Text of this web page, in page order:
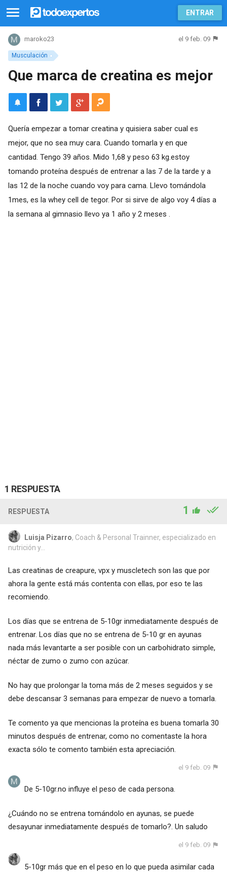
ENTRAR
Musculación
maroko23 el 9 feb. 09
Que marca de creatina es mejor
Quería empezar a tomar creatina y quisiera saber cual es
mejor, que no sea muy cara. Cuando tomarla y en que
cantidad. Tengo 39 años. Mido 1,68 y peso 63 kg.estoy
tomando proteína después de entrenar a las 7 de la tarde y a
las 12 de la noche cuando voy para cama. Llevo tomándola
1mes, es la whey cell de tegor. Por si sirve de algo voy 4 días a
la semana al gimnasio llevo ya 1 año y 2 meses .
1 RESPUESTA
RESPUESTA 1
Luisja Pizarro, Coach & Personal Trainner, especializado en
nutrición y...
Las creatinas de creapure, vpx y muscletech son las que por
ahora la gente está más contenta con ellas, por eso te las
recomiendo.
Los días que se entrena de 5-10gr inmediatamente después de
entrenar. Los días que no se entrena de 5-10 gr en ayunas
nada más levantarte a ser posible con un carbohidrato simple,
néctar de zumo o zumo con azúcar.
No hay que prolongar la toma más de 2 meses seguidos y se
debe descansar 3 semanas para empezar de nuevo a tomarla.
Te comento ya que mencionas la proteína es buena tomarla 30
minutos después de entrenar, como no comentaste la hora
exacta sólo te comento también esta apreciación.
el 9 feb. 09
De 5-10gr.no influye el peso de cada persona.
¿Cuándo no se entrena tomándolo en ayunas, se puede
desayunar inmediatamente después de tomarlo?. Un saludo
el 9 feb. 09
5-10gr más que en el peso en lo que pueda asimilar cada